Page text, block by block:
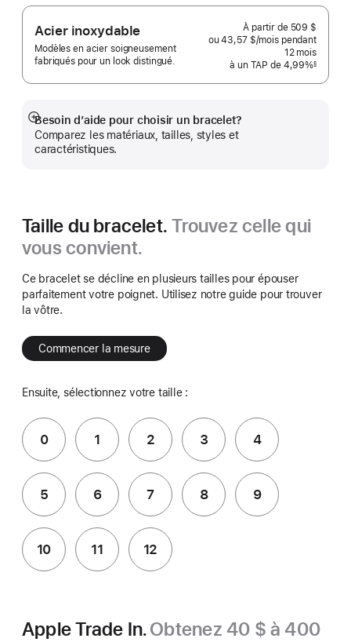
Acier inoxydable
Modèles en acier soigneusement
fabriqués pour un look distingué.
À partir de 509 $
ou 43,57 $/mois par
mois
pendant
12 mois
à un TAP de 4,99%§
Besoin d’aide pour choisir un bracelet?
Comparez les matériaux, tailles, styles et
caractéristiques.
En
montrer
plus
Taille du bracelet.Trouvez celle qui
vous convient.
Ce bracelet se décline en plusieurs tailles pour épouser
parfaitement votre poignet. Utilisez notre guide pour trouver
la vôtre.
Commencer la mesure
Ensuite, sélectionnez votre taille :
0 1 2 3 4
5 6 7 8 9
10 11 12
Apple Trade In.Obtenez 40 $ à 400